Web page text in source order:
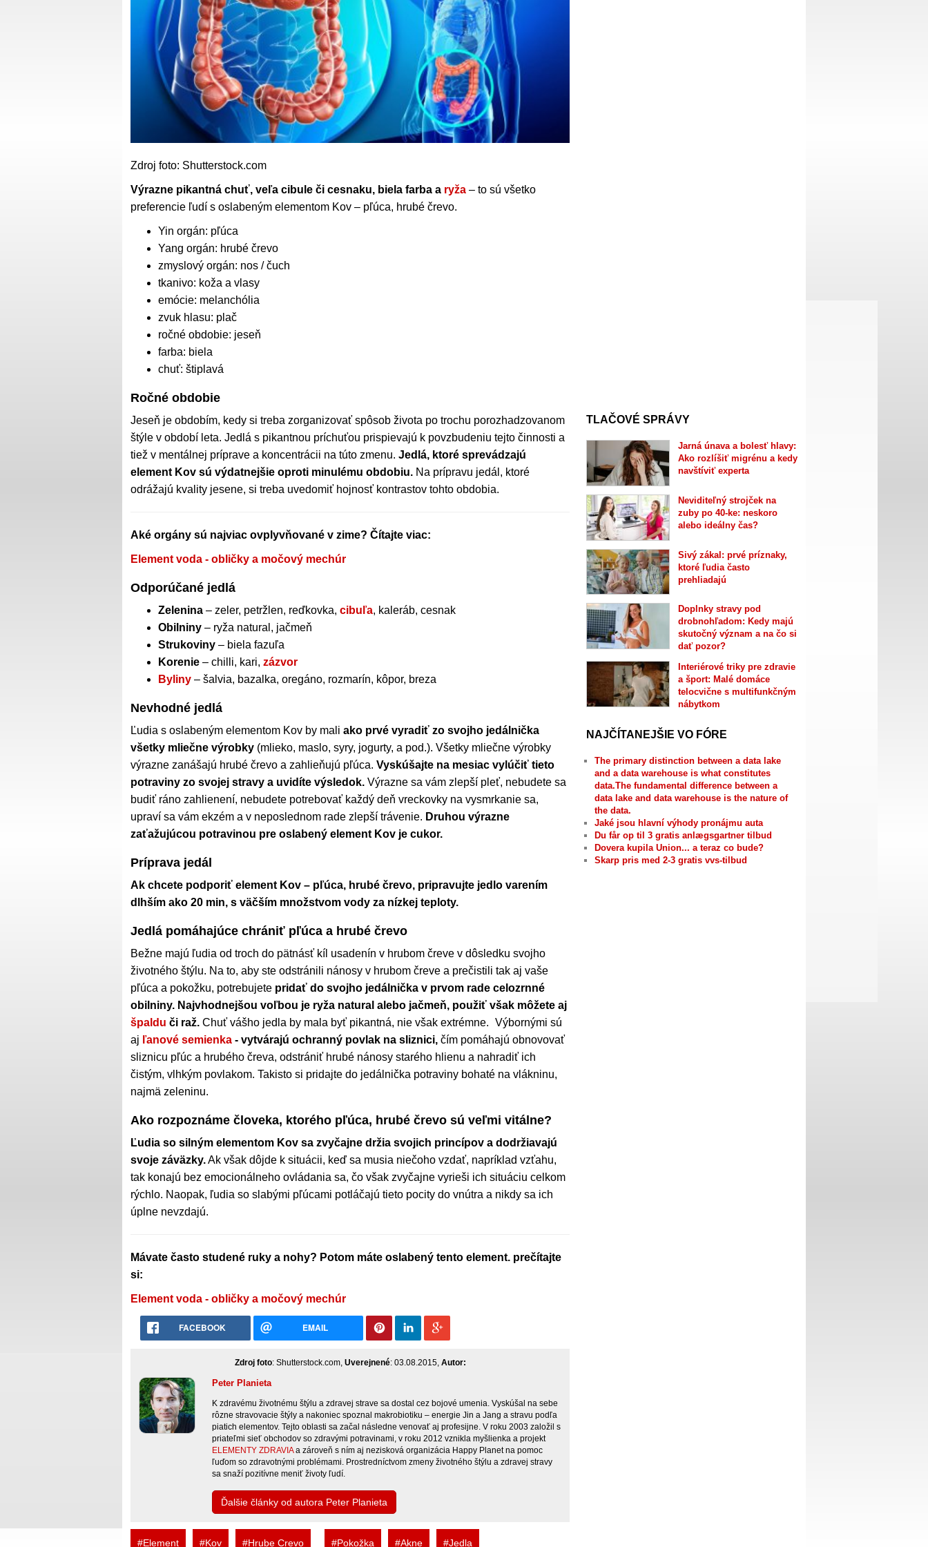
Zdroj foto: Shutterstock.com
Výrazne pikantná chuť, veľa cibule či cesnaku, biela farba a ryža – to sú všetko
preferencie ľudí s oslabeným elementom Kov – pľúca, hrubé črevo.
Yin orgán: pľúca
Yang orgán: hrubé črevo
zmyslový orgán: nos / čuch
tkanivo: koža a vlasy
emócie: melanchólia
zvuk hlasu: plač
ročné obdobie: jeseň
farba: biela
chuť: štiplavá
Ročné obdobie
Jeseň je obdobím, kedy si treba zorganizovať spôsob života po trochu porozhadzovanom
štýle v období leta. Jedlá s pikantnou príchuťou prispievajú k povzbudeniu tejto činnosti a
tiež v mentálnej príprave a koncentrácii na túto zmenu. Jedlá, ktoré sprevádzajú
element Kov sú výdatnejšie oproti minulému obdobiu. Na prípravu jedál, ktoré
odrážajú kvality jesene, si treba uvedomiť hojnosť kontrastov tohto obdobia.
Aké orgány sú najviac ovplyvňované v zime? Čítajte viac:
Element voda - obličky a močový mechúr
Odporúčané jedlá
Zelenina – zeler, petržlen, reďkovka, cibuľa, kaleráb, cesnak
Obilniny – ryža natural, jačmeň
Strukoviny – biela fazuľa
Korenie – chilli, kari, zázvor
Byliny – šalvia, bazalka, oregáno, rozmarín, kôpor, breza
Nevhodné jedlá
Ľudia s oslabeným elementom Kov by mali ako prvé vyradiť zo svojho jedálnička
všetky mliečne výrobky (mlieko, maslo, syry, jogurty, a pod.). Všetky mliečne výrobky
výrazne zanášajú hrubé črevo a zahlieňujú pľúca. Vyskúšajte na mesiac vylúčiť tieto
potraviny zo svojej stravy a uvidíte výsledok. Výrazne sa vám zlepší pleť, nebudete sa
budiť ráno zahlienení, nebudete potrebovať každý deň vreckovky na vysmrkanie sa,
upraví sa vám ekzém a v neposlednom rade zlepší trávenie. Druhou výrazne
zaťažujúcou potravinou pre oslabený element Kov je cukor.
Príprava jedál
Ak chcete podporiť element Kov – pľúca, hrubé črevo, pripravujte jedlo varením
dlhším ako 20 min, s väčším množstvom vody za nízkej teploty.
Jedlá pomáhajúce chrániť pľúca a hrubé črevo
Bežne majú ľudia od troch do pätnásť kíl usadenín v hrubom čreve v dôsledku svojho
životného štýlu. Na to, aby ste odstránili nánosy v hrubom čreve a prečistili tak aj vaše
pľúca a pokožku, potrebujete pridať do svojho jedálnička v prvom rade celozrnné
obilniny. Najvhodnejšou voľbou je ryža natural alebo jačmeň, použiť však môžete aj
špaldu či raž. Chuť vášho jedla by mala byť pikantná, nie však extrémne. Výbornými sú
aj ľanové semienka - vytvárajú ochranný povlak na sliznici, čím pomáhajú obnovovať
sliznicu pľúc a hrubého čreva, odstrániť hrubé nánosy starého hlienu a nahradiť ich
čistým, vlhkým povlakom. Takisto si pridajte do jedálnička potraviny bohaté na vlákninu,
najmä zeleninu.
Ako rozpoznáme človeka, ktorého pľúca, hrubé črevo sú veľmi vitálne?
Ľudia so silným elementom Kov sa zvyčajne držia svojich princípov a dodržiavajú
svoje záväzky.Ak však dôjde k situácii, keď sa musia niečoho vzdať, napríklad vzťahu,
tak konajú bez emocionálneho ovládania sa, čo však zvyčajne vyrieši ich situáciu celkom
rýchlo. Naopak, ľudia so slabými pľúcami potláčajú tieto pocity do vnútra a nikdy sa ich
úplne nevzdajú.
Mávate často studené ruky a nohy? Potom máte oslabený tento element. prečítajte
si:
Element voda - obličky a močový mechúr
FACEBOOK EMAIL
Zdroj foto: Shutterstock.com, Uverejnené: 03.08.2015, Autor:
Peter Planieta
K zdravému životnému štýlu a zdravej strave sa dostal cez bojové umenia. Vyskúšal na sebe
rôzne stravovacie štýly a nakoniec spoznal makrobiotiku – energie Jin a Jang a stravu podľa
piatich elementov. Tejto oblasti sa začal následne venovať aj profesijne. V roku 2003 založil s
priateľmi sieť obchodov so zdravými potravinami, v roku 2012 vznikla myšlienka a projekt
ELEMENTY ZDRAVIAa zároveň s ním aj nezisková organizácia Happy Planet na pomoc
ľuďom so zdravotnými problémami. Prostredníctvom zmeny životného štýlu a zdravej stravy
sa snaží pozitívne meniť životy ľudí.
Ďalšie články od autora Peter Planieta
#Element #Kov #Hrube Crevo #Pokožka #Akne #Jedla
TLAČOVÉ SPRÁVY
Jarná únava a bolesť hlavy:
Ako rozlíšiť migrénu a kedy
navštíviť experta
Neviditeľný strojček na
zuby po 40-ke: neskoro
alebo ideálny čas?
Sivý zákal: prvé príznaky,
ktoré ľudia často
prehliadajú
Doplnky stravy pod
drobnohľadom: Kedy majú
skutočný význam a na čo si
dať pozor?
Interiérové triky pre zdravie
a šport: Malé domáce
telocvične s multifunkčným
nábytkom
NAJČÍTANEJŠIE VO FÓRE
The primary distinction between a data lake
and a data warehouse is what constitutes
data.The fundamental difference between a
data lake and data warehouse is the nature of
the data.
Jaké jsou hlavní výhody pronájmu auta
Du får op til 3 gratis anlægsgartner tilbud
Dovera kupila Union... a teraz co bude?
Skarp pris med 2-3 gratis vvs-tilbud